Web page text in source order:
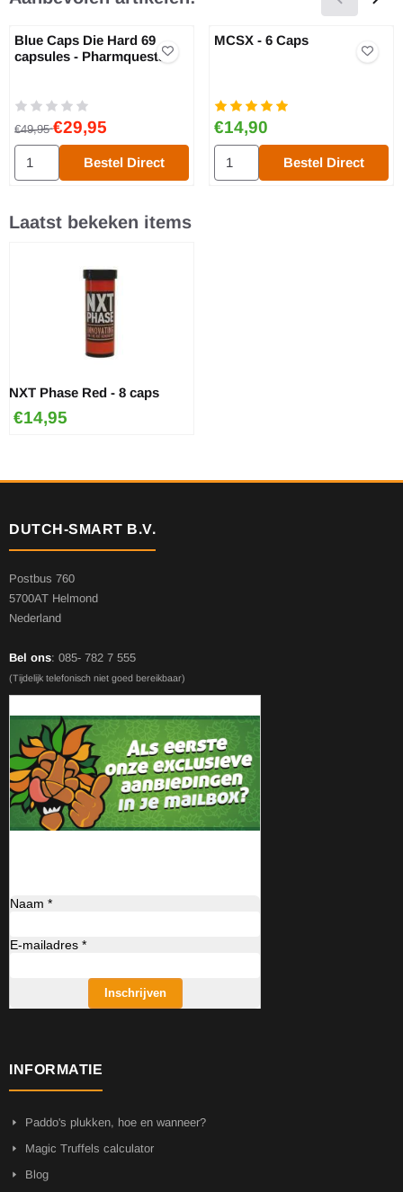
Blue Caps Die Hard 69
capsules - Pharmquests
Van 49,95 voor 29,95
€49,95€29,95
Aantal kiezen voor Blue Caps Die Hard 69 capsules -
Bestel Direct
MCSX - 6 Caps
Prijs: 14,90
€14,90
Aantal kiezen voor MCSX - 6
Bestel Direct
Laatst bekeken items
NXT Phase Red - 8 caps
€14,95
DUTCH-SMART B.V.
Postbus 760
5700AT Helmond
Nederland
Bel ons: 085- 782 7 555
(Tijdelijk telefonisch niet goed bereikbaar)
Naam *
E-mailadres *
Inschrijven
INFORMATIE
Paddo's plukken, hoe en wanneer?
Magic Truffels calculator
Blog